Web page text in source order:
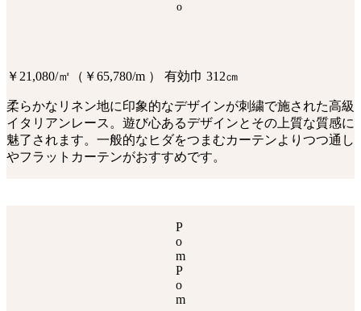
o
￥21,080/㎡（￥65,780/m ） 有効巾 312㎝
柔らかなリネン地に印象的なデザインが刺繍で施された高級
イタリアンレース。遊び心あるデザインとその上質な質感に
魅了されます。一般的なヒダをつまむカーテンよりつつ通し
やフラットカーテンがおすすめです。
P
o
m
P
o
m